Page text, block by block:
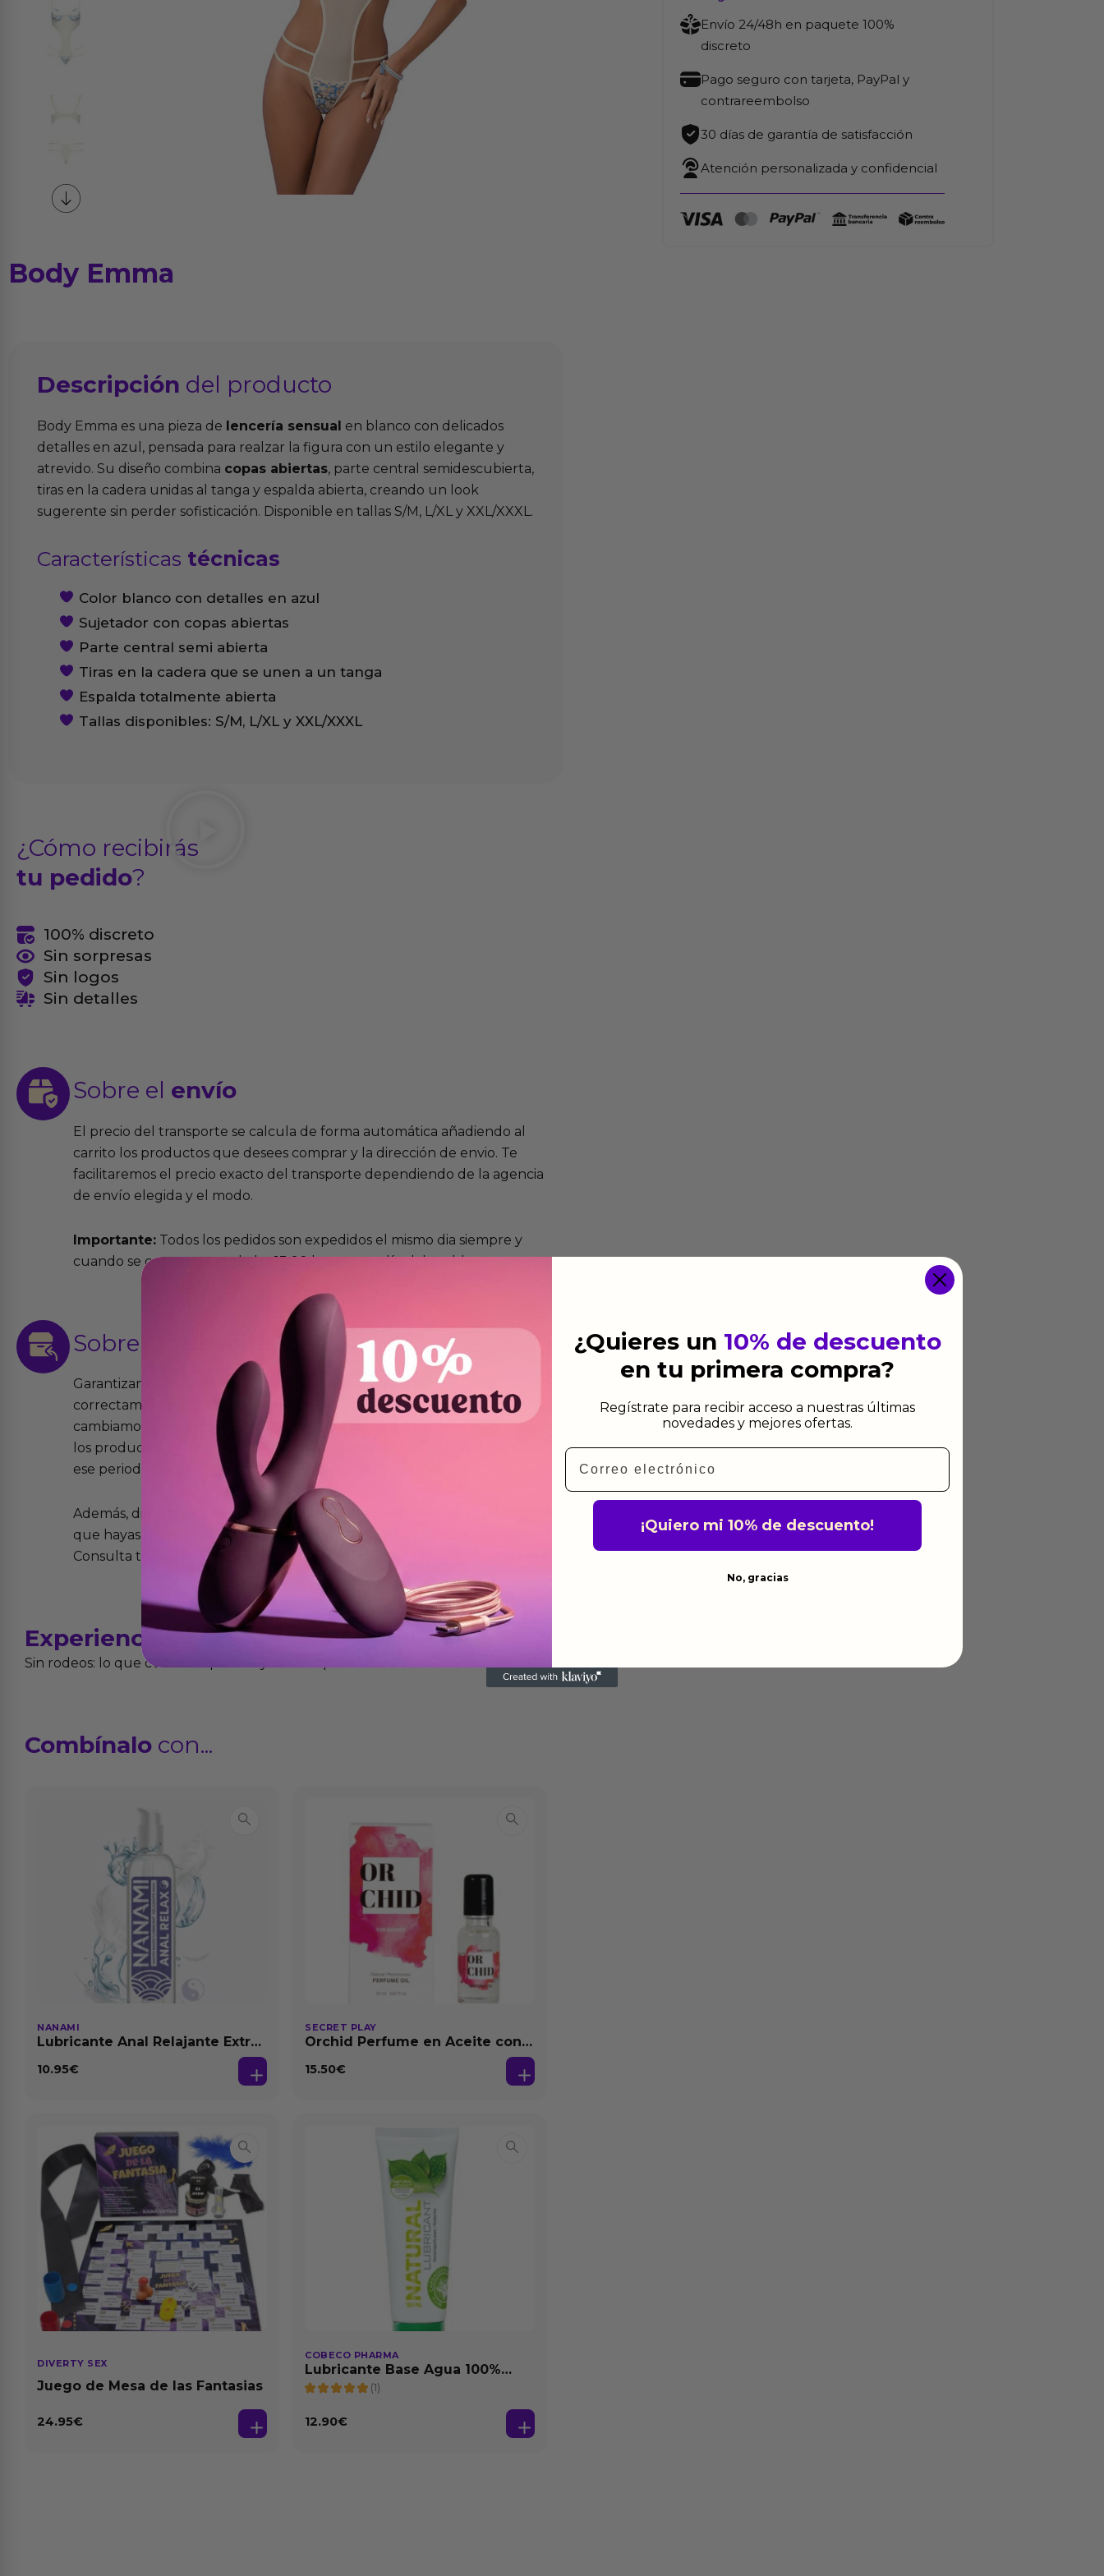
Body Emma
Descripción del producto
Body Emma es una pieza de lencería sensual en blanco con delicados
detalles en azul, pensada para realzar la figura con un estilo elegante y
atrevido. Su diseño combina copas abiertas, parte central semidescubierta,
tiras en la cadera unidas al tanga y espalda abierta, creando un look
sugerente sin perder sofisticación. Disponible en tallas S/M, L/XL y XXL/XXXL.
Características técnicas
Color blanco con detalles en azul
Sujetador con copas abiertas
Parte central semi abierta
Tiras en la cadera que se unen a un tanga
Espalda totalmente abierta
Tallas disponibles: S/M, L/XL y XXL/XXXL
¿Cómo recibirás
tu pedido?
100% discreto
Sin sorpresas
Sin logos
Sin detalles
Sobre el envío
El precio del transporte se calcula de forma automática añadiendo al
carrito los productos que desees comprar y la dirección de envio. Te
facilitaremos el precio exacto del transporte dependiendo de la agencia
de envío elegida y el modo.
Importante: Todos los pedidos son expedidos el mismo dia siempre y
cuando se cursen antes de las 13:00 horas y en días laborables.
Sobre las devoluciones
Garantizamos que los productos que vendemos funcionan
correctamente y que si tienen algún defecto de fabricación te lo
cambiamos sin costo alguno. La ley de 2 años de garantía significa que
los productos tienen garantía contra defectos de fabricación durante
ese periodo pero no por mal uso o uso indebido.
Además, dispones de 15 días desde la entrega para devolver productos
que hayas recibido y que simplemente no te gusten o no los quieras.
Consulta todos los detalles en nuestra política de devoluciones.
Experienciasreales
Sin rodeos: lo que cuentan quienes ya lo han probado
Combínalo con...
NANAMI
Lubricante Anal Relajante Extra
10.95€
SECRET PLAY
Orchid Perfume en Aceite con
15.50€
DIVERTY SEX
Juego de Mesa de las Fantasias
24.95€
COBECO PHARMA
Lubricante Base Agua 100%
Natural 125 ml
(1)
12.90€
Envío 24/48h en paquete 100%
discreto
Pago seguro con tarjeta, PayPal y
contrareembolso
30 días de garantía de satisfacción
Atención personalizada y confidencial
¿Quieres un 10% de descuento
en tu primera compra?
Regístrate para recibir acceso a nuestras últimas
novedades y mejores ofertas.
Email
¡Quiero mi 10% de descuento!
No, gracias